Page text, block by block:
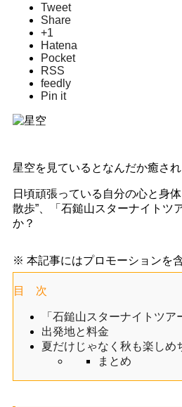
Tweet
Share
+1
Hatena
Pocket
RSS
feedly
Pin it
星空を見ているとなんだか癒され
日頃頑張っている自分の心と身
散歩”、「石鎚山スターナイトツ
か？
※ 本記事にはプロモーションを
目 次
「石鎚山スターナイトツア
出発地と料金
夏だけじゃなく秋も楽し
まとめ